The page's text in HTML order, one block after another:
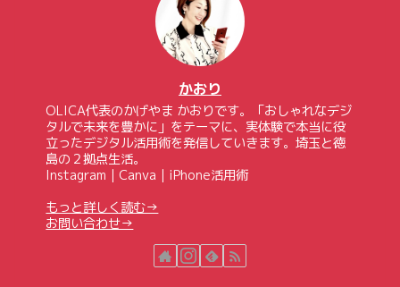
かおり
OLICA代表のかげやま かおりです。「おしゃれなデジ
タルで未来を豊かに」をテーマに、実体験で本当に役
立ったデジタル活用術を発信していきます。埼玉と徳
島の２拠点生活。
Instagram｜Canva｜iPhone活用術
もっと詳しく読む→
お問い合わせ→